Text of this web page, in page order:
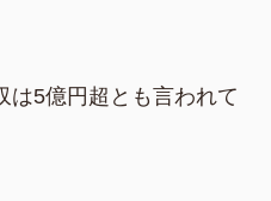
は5億円超とも言われて